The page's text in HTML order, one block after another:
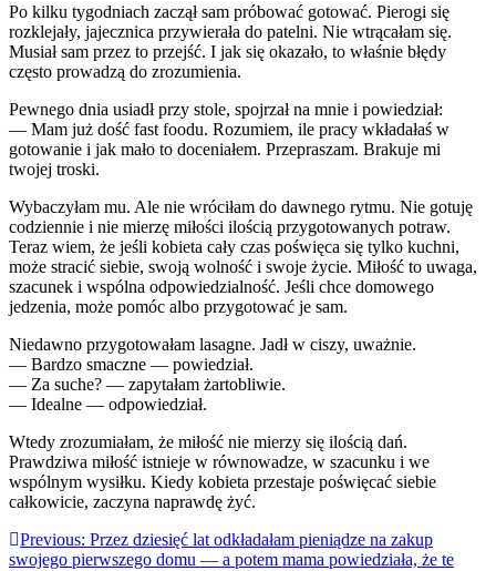
Po kilku tygodniach zaczął sam próbować gotować. Pierogi się
rozklejały, jajecznica przywierała do patelni. Nie wtrącałam się.
Musiał sam przez to przejść. I jak się okazało, to właśnie błędy
często prowadzą do zrozumienia.
Pewnego dnia usiadł przy stole, spojrzał na mnie i powiedział:
— Mam już dość fast foodu. Rozumiem, ile pracy wkładałaś w
gotowanie i jak mało to doceniałem. Przepraszam. Brakuje mi
twojej troski.
Wybaczyłam mu. Ale nie wróciłam do dawnego rytmu. Nie gotuję
codziennie i nie mierzę miłości ilością przygotowanych potraw.
Teraz wiem, że jeśli kobieta cały czas poświęca się tylko kuchni,
może stracić siebie, swoją wolność i swoje życie. Miłość to uwaga,
szacunek i wspólna odpowiedzialność. Jeśli chce domowego
jedzenia, może pomóc albo przygotować je sam.
Niedawno przygotowałam lasagne. Jadł w ciszy, uważnie.
— Bardzo smaczne — powiedział.
— Za suche? — zapytałam żartobliwie.
— Idealne — odpowiedział.
Wtedy zrozumiałam, że miłość nie mierzy się ilością dań.
Prawdziwa miłość istnieje w równowadze, w szacunku i we
wspólnym wysiłku. Kiedy kobieta przestaje poświęcać siebie
całkowicie, zaczyna naprawdę żyć.
Nawigacja
Previous: Przez dziesięć lat odkładałam pieniądze na zakup
swojego pierwszego domu — a potem mama powiedziała, że te